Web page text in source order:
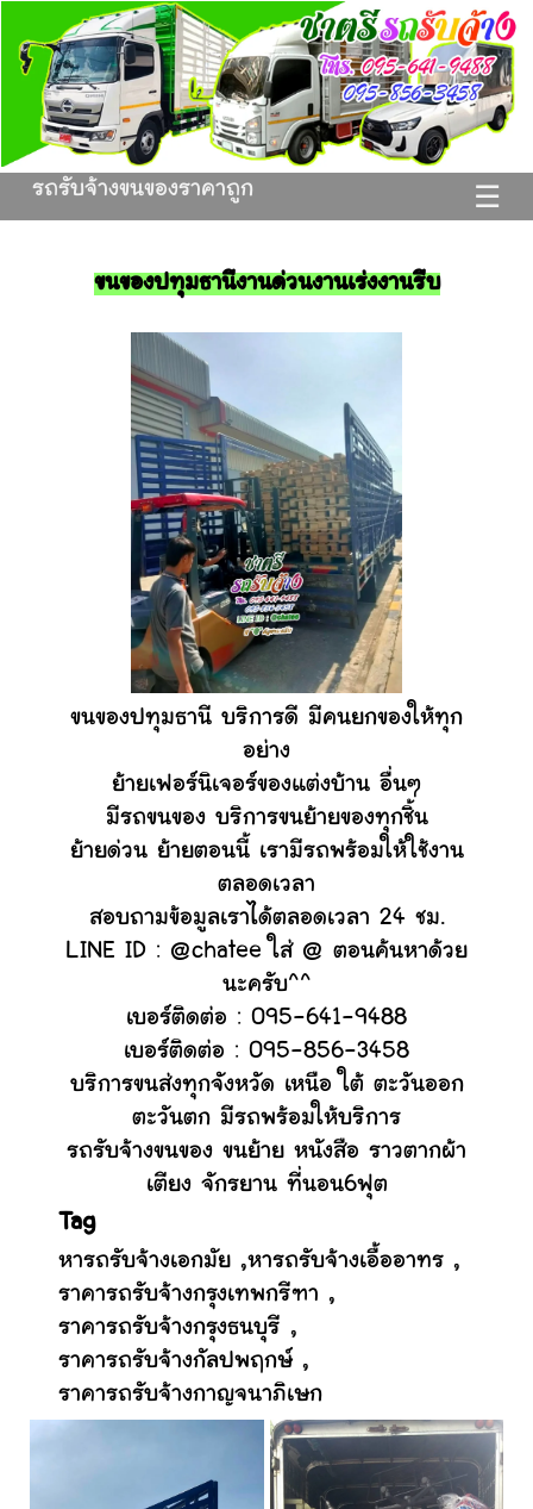
รถรับจ้างขนของราคาถูก
☰
ขนของปทุมธานีงานด่วนงานเร่งงานรีบ
ขนของปทุมธานี บริการดี มีคนยกของให้ทุก
อย่าง
ย้ายเฟอร์นิเจอร์ของแต่งบ้าน อื่นๆ
มีรถขนของ บริการขนย้ายของทุกชิ้น
ย้ายด่วน ย้ายตอนนี้ เรามีรถพร้อมให้ใช้งาน
ตลอดเวลา
สอบถามข้อมูลเราได้ตลอดเวลา 24 ชม.
LINE ID : @chatee ใส่ @ ตอนค้นหาด้วย
นะครับ^^
เบอร์ติดต่อ : 095-641-9488
เบอร์ติดต่อ : 095-856-3458
บริการขนส่งทุกจังหวัด เหนือ ใต้ ตะวันออก
ตะวันตก มีรถพร้อมให้บริการ
รถรับจ้างขนของ ขนย้าย หนังสือ ราวตากผ้า
เตียง จักรยาน ที่นอน6ฟุต
Tag
หารถรับจ้างเอกมัย ,หารถรับจ้างเอื้ออาทร ,
ราคารถรับจ้างกรุงเทพกรีฑา ,
ราคารถรับจ้างกรุงธนบุรี ,
ราคารถรับจ้างกัลปพฤกษ์,
ราคารถรับจ้างกาญจนาภิเษก